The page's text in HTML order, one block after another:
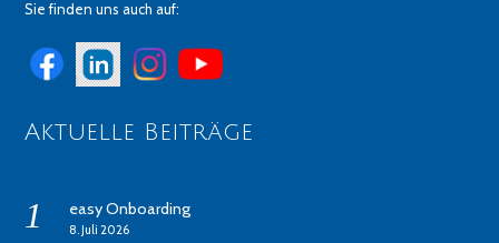
Sie finden uns auch auf:
Aktuelle Beiträge
easy Onboarding
8. Juli 2026